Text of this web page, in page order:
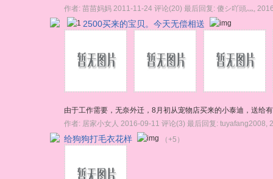
作者: 苗苗妈妈 2011-11-24 评论(20) 最后回复: 傻シ吖頭灬
2500买来的宝贝。今天无偿相送
由于工作需要，无奈外迁，8月初从宠物店买来的小泰迪，送
作者: 居家小女人 2016-09-11 评论(3) 最后回复: tuyafang2008
给狗狗打毛衣花样 （+5）